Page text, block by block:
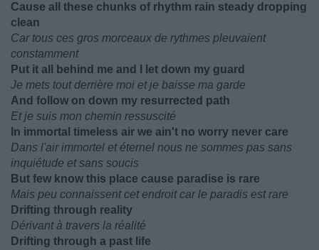
Cause all these chunks of rhythm rain steady dropping
clean
Car tous ces gros morceaux de rythmes pleuvaient
constamment
Put it all behind me and I let down my guard
Je mets tout derrière moi et je baisse ma garde
And follow on down my resurrected path
Et je suis mon chemin ressuscité
In immortal timeless air we ain't no worry never care
Dans l'air immortel et éternel nous ne sommes pas sans
inquiétude et sans soucis
But few know this place cause paradise is rare
Mais peu connaissent cet endroit car le paradis est rare
Drifting through reality
Dérivant à travers la réalité
Drifting through a past life